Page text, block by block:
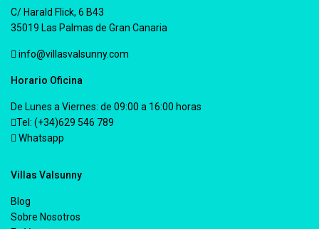
C/ Harald Flick, 6 B43
35019 Las Palmas de Gran Canaria
info@villasvalsunny.com
Horario Oficina
De Lunes a Viernes: de 09:00 a 16:00 horas
Tel: (+34)629 546 789
Whatsapp
Villas Valsunny
Blog
Sobre Nosotros